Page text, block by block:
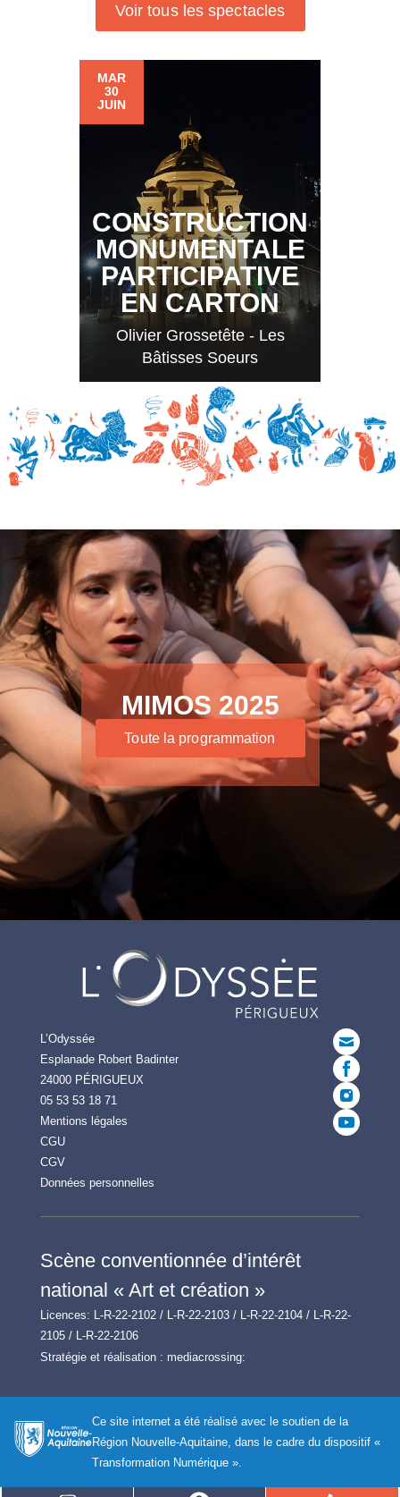
Voir tous les spectacles
MAR
30
JUIN
CONSTRUCTION
MONUMENTALE
PARTICIPATIVE
EN CARTON
Olivier Grossetête - Les
Bâtisses Soeurs
MIMOS 2025
Toute la programmation
L’Odyssée
Esplanade Robert Badinter
24000 PÉRIGUEUX
05 53 53 18 71
Mentions légales
CGU
CGV
Données personnelles
Scène conventionnée d’intérêt
national « Art et création »
Licences: L-R-22-2102 / L-R-22-2103 / L-R-22-2104 / L-R-22-
2105 / L-R-22-2106
Stratégie et réalisation : mediacrossing:
Ce site internet a été réalisé avec le soutien de la
Région Nouvelle-Aquitaine, dans le cadre du dispositif «
Transformation Numérique ».